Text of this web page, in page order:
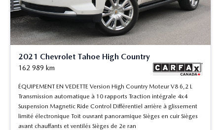
2021 Chevrolet Tahoe High Country
162 989 km
ÉQUIPEMENT EN VEDETTE Version High Country Moteur V8 6,2 L
Transmission automatique à 10 rapports Traction intégrale 4x4
Suspension Magnetic Ride Control Différentiel arrière à glissement
limité électronique Toit ouvrant panoramique Sièges en cuir Sièges
avant chauffants et ventilés Sièges de 2e ran